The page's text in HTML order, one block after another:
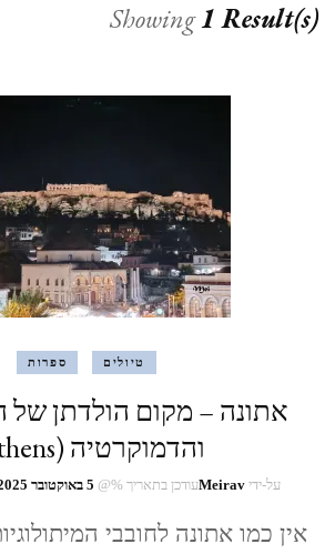
Showing1 Result(s)
טיולים ספרות
אתונה – מקום הולדתן של
והדמוקרטיה (Athens)
על-ידי Meiravעודכן בתאריך %@ 5 באוקטובר 2025
אין כמו אתונה לחובבי